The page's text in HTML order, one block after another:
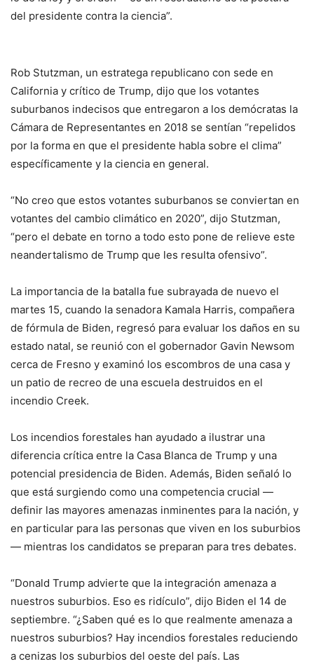
del presidente contra la ciencia”.
Rob Stutzman, un estratega republicano con sede en
California y crítico de Trump, dijo que los votantes
suburbanos indecisos que entregaron a los demócratas la
Cámara de Representantes en 2018 se sentían “repelidos
por la forma en que el presidente habla sobre el clima”
específicamente y la ciencia en general.
“No creo que estos votantes suburbanos se conviertan en
votantes del cambio climático en 2020”, dijo Stutzman,
“pero el debate en torno a todo esto pone de relieve este
neandertalismo de Trump que les resulta ofensivo”.
La importancia de la batalla fue subrayada de nuevo el
martes 15, cuando la senadora Kamala Harris, compañera
de fórmula de Biden, regresó para evaluar los daños en su
estado natal, se reunió con el gobernador Gavin Newsom
cerca de Fresno y examinó los escombros de una casa y
un patio de recreo de una escuela destruidos en el
incendio Creek.
Los incendios forestales han ayudado a ilustrar una
diferencia crítica entre la Casa Blanca de Trump y una
potencial presidencia de Biden. Además, Biden señaló lo
que está surgiendo como una competencia crucial —
definir las mayores amenazas inminentes para la nación, y
en particular para las personas que viven en los suburbios
— mientras los candidatos se preparan para tres debates.
“Donald Trump advierte que la integración amenaza a
nuestros suburbios. Eso es ridículo”, dijo Biden el 14 de
septiembre. “¿Saben qué es lo que realmente amenaza a
nuestros suburbios? Hay incendios forestales reduciendo
a cenizas los suburbios del oeste del país. Las